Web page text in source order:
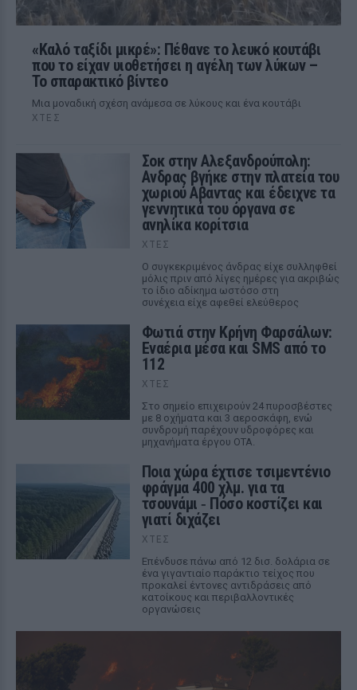
«Καλό ταξίδι μικρέ»: Πέθανε το λευκό κουτάβι
που το είχαν υιοθετήσει η αγέλη των λύκων –
Το σπαρακτικό βίντεο
Μια μοναδική σχέση ανάμεσα σε λύκους και ένα κουτάβι
ΧΤΕΣ
Σοκ στην Αλεξανδρούπολη:
Ανδρας βγήκε στην πλατεία του
χωριού Αβαντας και έδειχνε τα
γεννητικά του όργανα σε
ανηλίκα κορίτσια
ΧΤΕΣ
Ο συγκεκριμένος άνδρας είχε συλληφθεί
μόλις πριν από λίγες ημέρες για ακριβώς
το ίδιο αδίκημα ωστόσο στη
συνέχεια είχε αφεθεί ελεύθερος
Φωτιά στην Κρήνη Φαρσάλων:
Εναέρια μέσα και SMS από το
112
ΧΤΕΣ
Στο σημείο επιχειρούν 24 πυροσβέστες
με 8 οχήματα και 3 αεροσκάφη, ενώ
συνδρομή παρέχουν υδροφόρες και
μηχανήματα έργου ΟΤΑ.
Ποια χώρα έχτισε τσιμεντένιο
φράγμα 400 χλμ. για τα
τσουνάμι ‑ Πόσο κοστίζει και
γιατί διχάζει
ΧΤΕΣ
Επένδυσε πάνω από 12 δισ. δολάρια σε
ένα γιγαντιαίο παράκτιο τείχος που
προκαλεί έντονες αντιδράσεις από
κατοίκους και περιβαλλοντικές
οργανώσεις